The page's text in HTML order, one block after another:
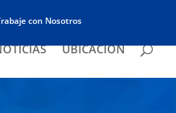
con Nosotros
UBICACIÓN